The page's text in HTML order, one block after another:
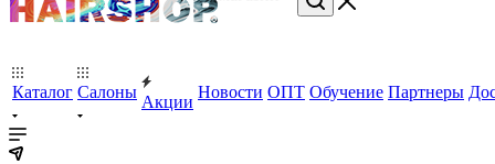
Каталог Салоны
Акции
Новости ОПТ Обучение Партнеры